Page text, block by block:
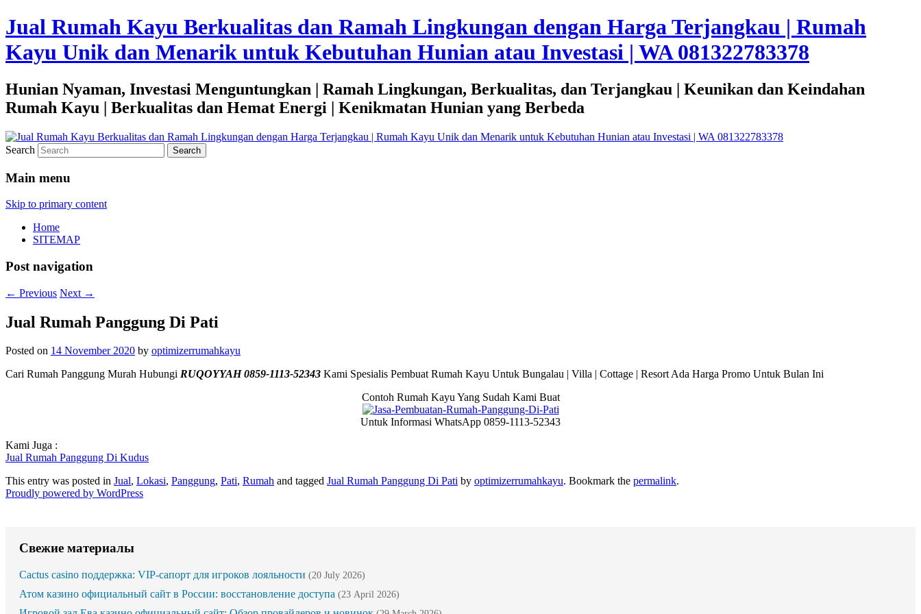
Jual Rumah Kayu Berkualitas dan Ramah Lingkungan dengan Harga Terjangkau | Rumah
Kayu Unik dan Menarik untuk Kebutuhan Hunian atau Investasi | WA 081322783378
Hunian Nyaman, Investasi Menguntungkan | Ramah Lingkungan, Berkualitas, dan Terjangkau | Keunikan dan Keindahan
Rumah Kayu | Berkualitas dan Hemat Energi | Kenikmatan Hunian yang Berbeda
Search
Main menu
Skip to primary content
Home
SITEMAP
Post navigation
← Previous Next →
Jual Rumah Panggung Di Pati
Posted on 14 November 2020 by optimizerrumahkayu
Cari Rumah Panggung Murah Hubungi RUQOYYAH 0859-1113-52343 Kami Spesialis Pembuat Rumah Kayu Untuk Bungalau | Villa | Cottage | Resort Ada Harga Promo Untuk Bulan Ini
Contoh Rumah Kayu Yang Sudah Kami Buat
Untuk Informasi WhatsApp 0859-1113-52343
Kami Juga :
Jual Rumah Panggung Di Kudus
This entry was posted in Jual, Lokasi, Panggung, Pati, Rumah and tagged Jual Rumah Panggung Di Pati by optimizerrumahkayu. Bookmark the permalink.
Proudly powered by WordPress
Свежие материалы
Cactus casino поддержка: VIP-сапорт для игроков лояльности (20 July 2026)
Атом казино официальный сайт в России: восстановление доступа (23 April 2026)